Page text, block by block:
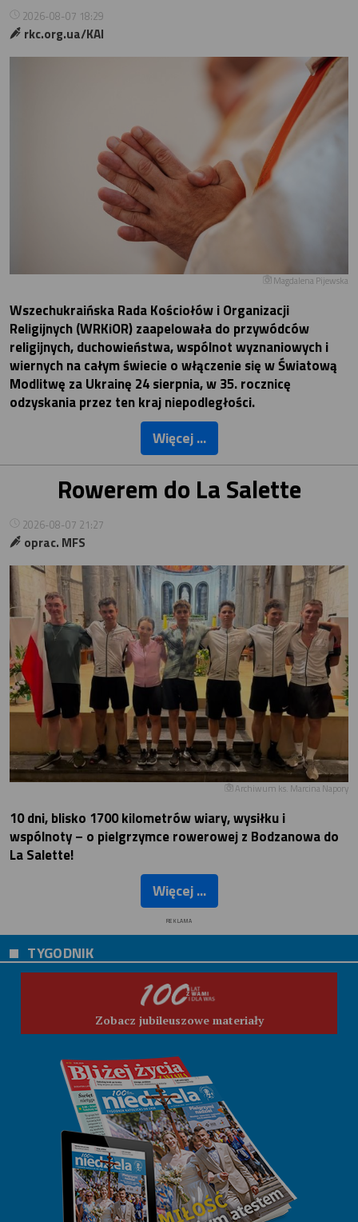
2026-08-07 18:29
rkc.org.ua/KAI
Magdalena Pijewska
Wszechukraińska Rada Kościołów i Organizacji
Religijnych (WRKiOR) zaapelowała do przywódców
religijnych, duchowieństwa, wspólnot wyznaniowych i
wiernych na całym świecie o włączenie się w Światową
Modlitwę za Ukrainę 24 sierpnia, w 35. rocznicę
odzyskania przez ten kraj niepodległości.
Więcej ...
Rowerem do La Salette
2026-08-07 21:27
oprac. MFS
Archiwum ks. Marcina Napory
10 dni, blisko 1700 kilometrów wiary, wysiłku i
wspólnoty – o pielgrzymce rowerowej z Bodzanowa do
La Salette!
Więcej ...
REKLAMA
TYGODNIK
Zobacz jubileuszowe materiały